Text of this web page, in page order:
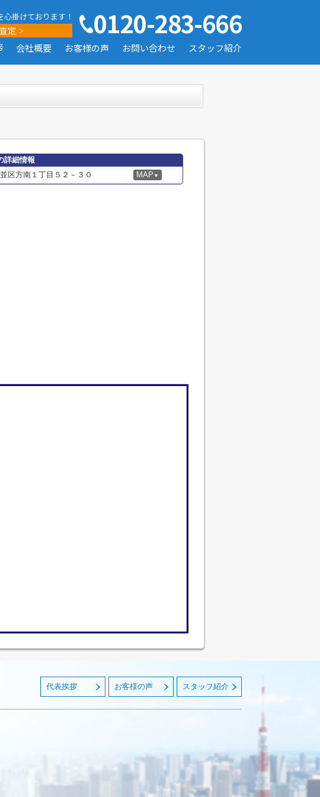
掛けております！
定 0120-283-666
会社概要 お客様の声 お問い合わせ スタッフ紹介
詳細情報
区方南１丁目５２－３０ MAP ▼
代表挨拶 お客様の声 スタッフ紹介